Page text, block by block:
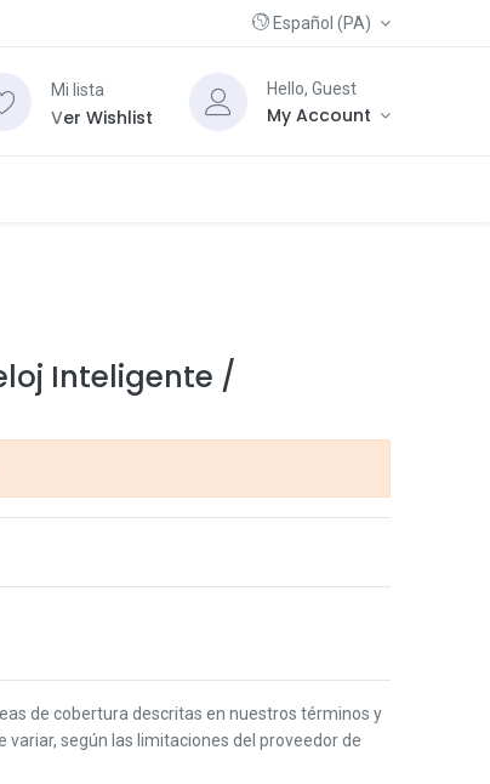
Español (PA)
Mi lista
Ver Wishlist
Hello, Guest
My Account
Inteligente /
de cobertura descritas en nuestros términos y
variar, según las limitaciones del proveedor de